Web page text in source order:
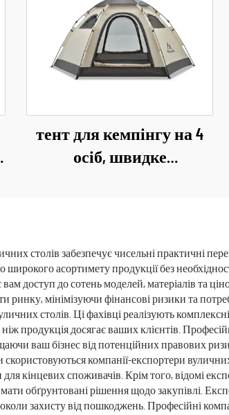
тент для кемпінгу на 4
осіб, швидке
повітрі
столів забезпечує чисельні практичні
асортимету продукції без
доступ до сотень моделей, матеріалів та
ринку, мінімізуючи фінансові ризики та
столів. Ці фахівці реалізують
продукція досягає ваших клієнтів.
ваш бізнес від потенційних правових
компанії-експортери
кінцевих споживачів. Крім того, відомі
обґрунтовані рішення щодо закупівлі.
захисту від пошкоджень. Професійні